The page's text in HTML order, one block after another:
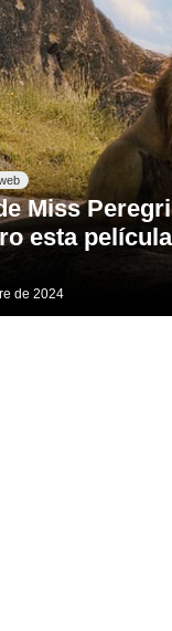
Miss
esta
de 2024